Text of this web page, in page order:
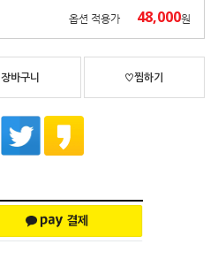
옵션 적용가 48,000원
장바구니 ♡찜하기